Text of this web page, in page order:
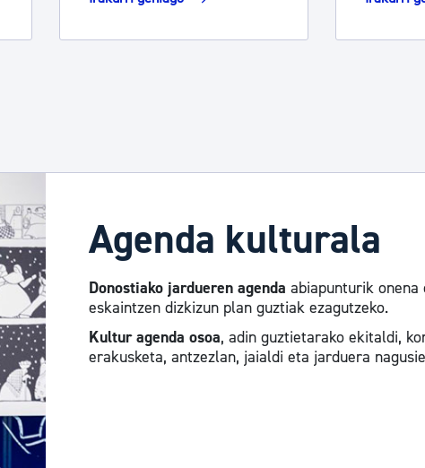
Agenda kulturala
Donostiako jardueren agenda abiapunturik onena
eskaintzen dizkizun plan guztiak ezagutzeko.
Kultur agenda osoa, adin guztietarako ekitaldi,
erakusketa, antzezlan, jaialdi eta jarduera